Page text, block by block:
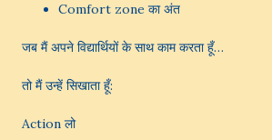
Comfort zone का अंत
जब मैं अपने विद्यार्थियों के साथ काम करता हूँ…
तो मैं उन्हें सिखाता हूँ:
Action लो